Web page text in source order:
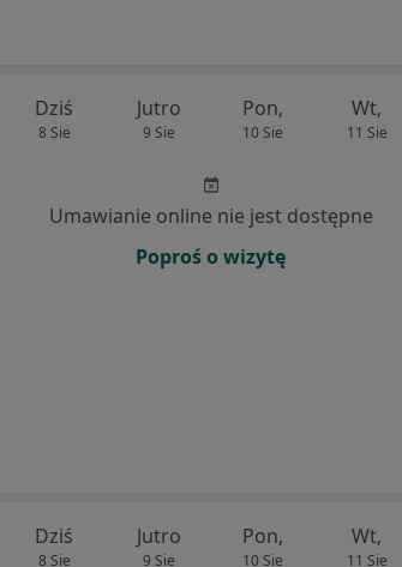
Dziś
8 Sie
Jutro
9 Sie
Pon,
10 Sie
Wt,
11 Sie
Umawianie online nie jest dostępne
Poproś o wizytę
Dziś
8 Sie
Jutro
9 Sie
Pon,
10 Sie
Wt,
11 Sie